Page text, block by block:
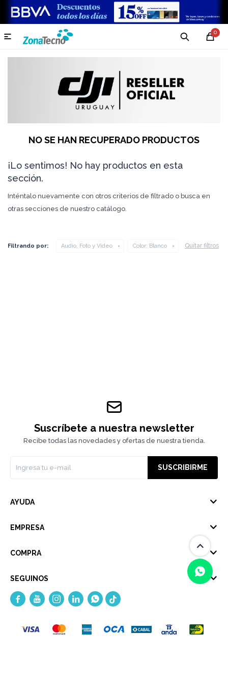
0

NO SE HAN RECUPERADO PRODUCTOS
¡Lo sentimos! No hay productos en esta
sección.
Inténtalo nuevamente con otros criterios de filtrado o busca en
otras secciones de nuestro catálogo.
Filtrando por: Audio, Foto y Video Color: Blanco Quitar filtros
Suscríbete a nuestra newsletter
Recibe todas las novedades y ofertas de nuestra tienda.
SUSCRIBIRME
AYUDA
EMPRESA
COMPRA
SEGUINOS
    